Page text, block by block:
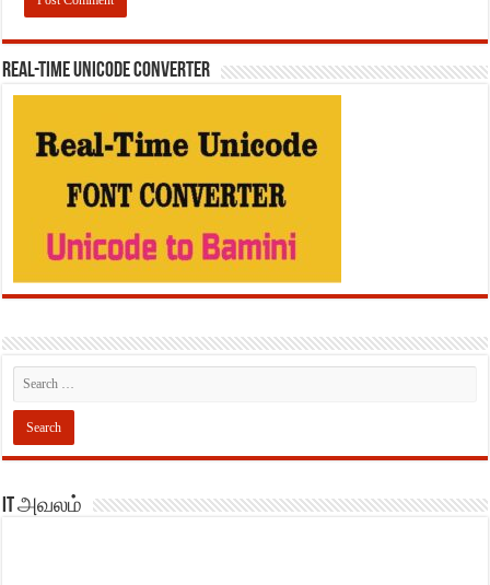
REAL-TIME UNICODE CONVERTER
IT அவலம்